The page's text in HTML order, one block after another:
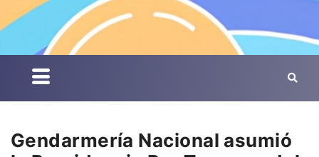
Gendarmería Nacional asumió